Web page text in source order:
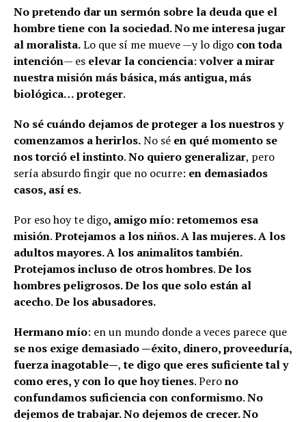
No pretendo dar un sermón sobre la deuda que el
hombre tiene con la sociedad. No me interesa jugar
al moralista.Lo que sí me mueve —y lo digo con toda
intención— es elevar la conciencia:volver a mirar
nuestra misión más básica, más antigua, más
biológica… proteger.
No sé cuándo dejamos de proteger a los nuestros y
comenzamos a herirlos.No sé en qué momento se
nos torció el instinto.No quiero generalizar, pero
sería absurdo fingir que no ocurre: en demasiados
casos, así es.
Por eso hoy te digo, amigo mío: retomemos esa
misión.Protejamos a los niños. A las mujeres. A los
adultos mayores. A los animalitos también.
Protejamos incluso de otros hombres.De los
hombres peligrosos. De los que solo están al
acecho.De los abusadores.
Hermano mío: en un mundo donde a veces parece que
se nos exige demasiado —éxito, dinero, proveeduría,
fuerza inagotable—,te digo que eres suficiente tal y
como eres, y con lo que hoy tienes. Perono
confundamos suficiencia con conformismo.No
dejemos de trabajar. No dejemos de crecer. No